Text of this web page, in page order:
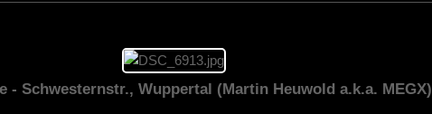
- Schwesternstr., Wuppertal (Martin Heuwold a.k.a. MEGX)